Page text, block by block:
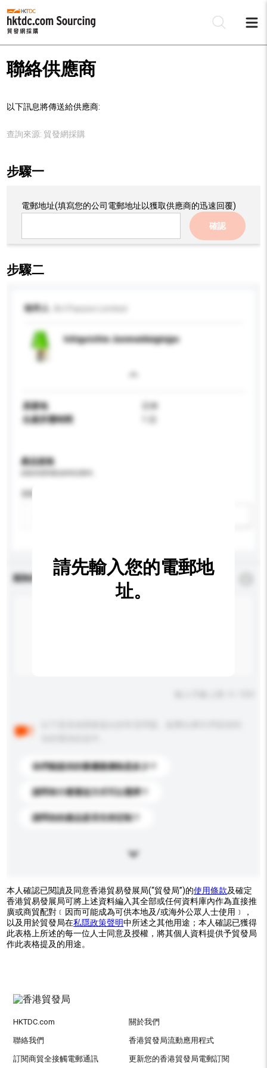
聯絡供應商
以下訊息將傳送給供應商:
查詢來源: 貿發網採購
步驟一
電郵地址(填寫您的公司電郵地址以獲取供應商的迅速回覆)
確認
步驟二
收件人
Ichigoichie Junmaidaiginjyo
原產地
日本
生產所需時間
產品規格
查詢內容 * 必須填寫
你們能提供的最優惠價格是多少？
請問有什麼運送方式可以選擇？
請問你的產品是否支持定制？
請先輸入您的電郵地
址。
本人確認已閱讀及同意香港貿易發展局(“貿發局”)的使用條款及確定
香港貿易發展局可將上述資料編入其全部或任何資料庫內作為直接推
廣或商貿配對﹝因而可能成為可供本地及/或海外公眾人士使用﹞，
以及用於貿發局在私隱政策聲明中所述之其他用途；本人確認已獲得
此表格上所述的每一位人士同意及授權，將其個人資料提供予貿發局
作此表格提及的用途。
HKTDC.com 關於我們
聯絡我們 香港貿發局流動應用程式
訂閱商貿全接觸電郵通訊 更新您的香港貿發局電郵訂閱